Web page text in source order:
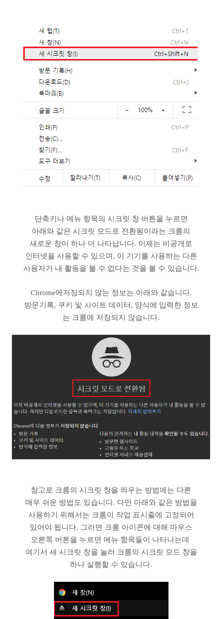
단축키나 메뉴 항목의 시크릿 창 버튼을 누르면
아래와 같은 시크릿 모드로 전환됨이라는 크롬의
새로운 창이 하나 더 나타납니다. 이제는 비공개로
인터넷을 사용할 수 있으며, 이 기기를 사용하는 다른
사용자가 내 활동을 볼 수 없다는 것을 볼 수 있습니다.
Chrome에저장되지 않는 정보는 아래와 같습니다.
방문기록, 쿠키 및 사이트 데이터, 양식에 입력한 정보
는 크롬에 저장되지 않습니다.
참고로 크롬의 시크릿 창을 띄우는 방법에는 다른
매우 쉬운 방법도 있습니다. 다만 아래와 같은 방법을
사용하기 위해서는 크롬이 작업 표시줄에 고정되어
있어야 됩니다. 그러면 크롬 아이콘에 대해 마우스
오른쪽 버튼을 누르면 메뉴 항목들이 나타나는데
여기서 새 시크릿 창을 눌러 크롬의 시크릿 모드 창을
하나 실행할 수 있습니다.